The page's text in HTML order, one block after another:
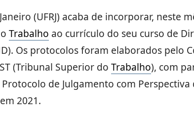
(UFRJ) acaba de incorporar, neste
Trabalho ao currículo do seu curso de
Os protocolos foram elaborados pelo
(Tribunal Superior do Trabalho), com
de Julgamento com Perspectiva
2021.